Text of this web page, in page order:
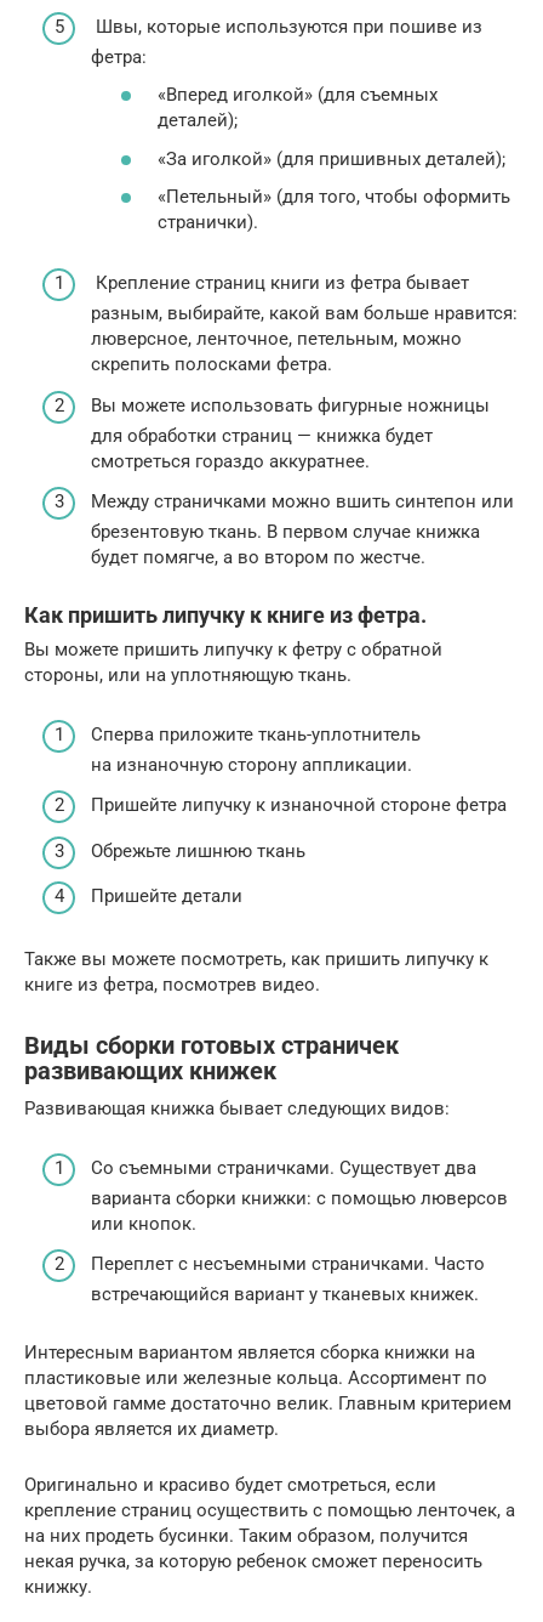
Швы, которые используются при пошиве из
фетра:
«Вперед иголкой» (для съемных
деталей);
«За иголкой» (для пришивных деталей);
«Петельный» (для того, чтобы оформить
странички).
Крепление страниц книги из фетра бывает
разным, выбирайте, какой вам больше нравится:
люверсное, ленточное, петельным, можно
скрепить полосками фетра.
Вы можете использовать фигурные ножницы
для обработки страниц — книжка будет
смотреться гораздо аккуратнее.
Между страничками можно вшить синтепон или
брезентовую ткань. В первом случае книжка
будет помягче, а во втором по жестче.
Как пришить липучку к книге из фетра.
Вы можете пришить липучку к фетру с обратной
стороны, или на уплотняющую ткань.
Сперва приложите ткань-уплотнитель
на изнаночную сторону аппликации.
Пришейте липучку к изнаночной стороне фетра
Обрежьте лишнюю ткань
Пришейте детали
Также вы можете посмотреть, как пришить липучку к
книге из фетра, посмотрев видео.
Виды сборки готовых страничек
развивающих книжек
Развивающая книжка бывает следующих видов:
Со съемными страничками. Существует два
варианта сборки книжки: с помощью люверсов
или кнопок.
Переплет с несъемными страничками. Часто
встречающийся вариант у тканевых книжек.
Интересным вариантом является сборка книжки на
пластиковые или железные кольца. Ассортимент по
цветовой гамме достаточно велик. Главным критерием
выбора является их диаметр.
Оригинально и красиво будет смотреться, если
крепление страниц осуществить с помощью ленточек, а
на них продеть бусинки. Таким образом, получится
некая ручка, за которую ребенок сможет переносить
книжку.